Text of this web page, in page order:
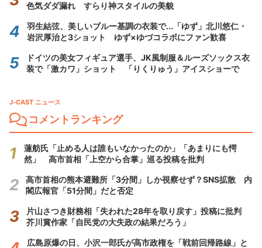
色気ダダ漏れ すらり神スタイルの美貌
羽生結弦、美しいブルー基調の衣装で...「ゆず」北川悠仁・
岩沢厚治と3ショット ゆず×ゆづコラボにファン歓喜
ドイツの美女フィギュア選手、JK風制服＆ルーズソックス衣
装で「激カワ」ショット 「りくりゅう」アイスショーで
J-CAST ニュース
コメントランキング
蓮舫氏「止める人は誰もいなかったのか」「あまりにも愕
然」 高市首相「上空から合掌」巡る投稿を批判
高市首相の熊本避難所「3分間」しか視察せず？SNS拡散 内
閣広報官「51分間」だと否定
片山さつき財務相「失われた28年を取り戻す」投稿に批判
芥川賞作家「自民党の大失政の結果だろう」
広島原爆の日、小沢一郎氏が高市政権を「戦前回帰路線」と